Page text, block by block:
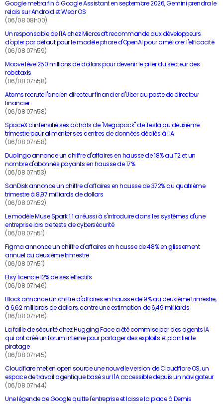
Google mettra fin à Google Assistant en septembre 2026, Gemini prendra le
relais sur Android et Wear OS
(06/08 08h00)
Un responsable de l'IA chez Microsoft recommande aux développeurs
d'opter par défaut pour le modèle phare d'OpenAI pour améliorer l'efficacité
(06/08 07h59)
Moove lève 250 millions de dollars pour devenir le pilier du secteur des
robotaxis
(06/08 07h58)
Atoms recrute l'ancien directeur financier d'Uber au poste de directeur
financier
(06/08 07h58)
SpaceX a intensifié ses achats de "Megapack" de Tesla au deuxième
trimestre pour alimenter ses centres de données dédiés à l'IA
(06/08 07h58)
Duolingo annonce un chiffre d'affaires en hausse de 18% au T2 et un
nombre d'abonnés payants en hausse de 17%
(06/08 07h53)
SanDisk annonce un chiffre d'affaires en hausse de 372% au quatrième
trimestre à 8,97 milliards de dollars
(06/08 07h52)
Le modèle Muse Spark 1.1 a réussi à s'introduire dans les systèmes d'une
entreprise lors de tests de cybersécurité
(06/08 07h51)
Figma annonce un chiffre d'affaires en hausse de 48% en glissement
annuel au deuxième trimestre
(06/08 07h51)
Etsy licencie 12% de ses effectifs
(06/08 07h46)
Block annonce un chiffre d'affaires en hausse de 9% au deuxième trimestre,
à 6,62 milliards de dollars, contre une estimation de 6,49 milliards
(06/08 07h46)
La faille de sécurité chez Hugging Face a été commise par des agents IA
qui ont créé un forum interne pour partager des exploits et planifier le
piratage
(06/08 07h45)
Cloudflare met en open source une nouvelle version de Cloudflare OS, un
espace de travail agentique basé sur l'IA accessible depuis un navigateur
(06/08 07h44)
Une légende de Google quitte l'entreprise et laisse la place à Demis